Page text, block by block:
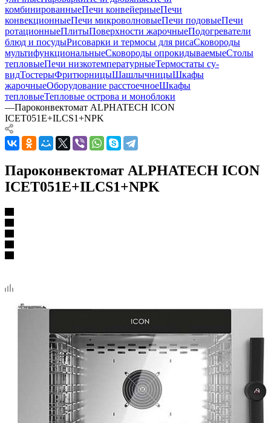
комбинированныеПечи конвейерныеПечи
конвекционныеПечи микроволновыеПечи подовыеПечи
ротационныеПлитыПоверхности жарочныеПодогреватели
блюд и посудыРисоварки и термосы для рисаСковороды
мультифункциональныеСковороды опрокидываемыеСтолы
тепловыеПечи низкотемпературныеТермостаты су-
видТостерыФритюрницыШашлычницыШкафы
жарочныеОборудование расстоечноеШкафы
тепловыеТепловые острова и моноблоки
—Пароконвектомат ALPHATECH ICON
ICET051E+ILCS1+NPK
Пароконвектомат ALPHATECH ICON
ICET051E+ILCS1+NPK